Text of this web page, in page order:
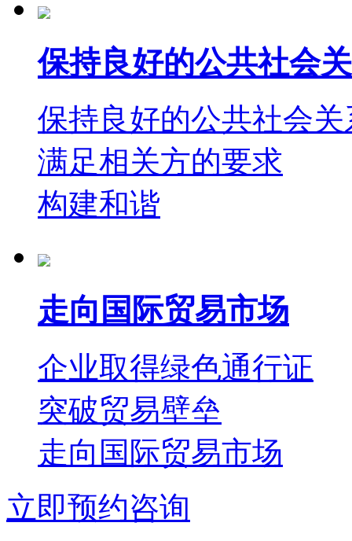
保持良好的公共社会
保持良好的公共社会关
满足相关方的要求
构建和谐
走向国际贸易市场
企业取得绿色通行证
突破贸易壁垒
走向国际贸易市场
立即预约咨询